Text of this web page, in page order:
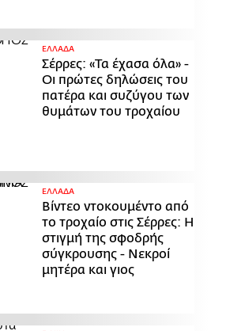
ΕΛΛΑΔΑ
Σέρρες: «Τα έχασα όλα» -
Οι πρώτες δηλώσεις του
πατέρα και συζύγου των
θυμάτων του τροχαίου
ΕΛΛΑΔΑ
Βίντεο ντοκουμέντο από
το τροχαίο στις Σέρρες: Η
στιγμή της σφοδρής
σύγκρουσης - Νεκροί
μητέρα και γιος